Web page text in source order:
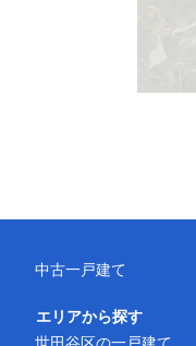
中古一戸建て
エリアから探す